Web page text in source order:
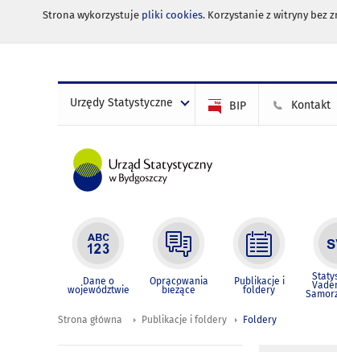
Strona wykorzystuje pliki cookies. Korzystanie z witryny bez
Urzędy Statystyczne BIP Kontakt
Dane o
województwie
Opracowania
bieżące
Publikacje i
foldery
Strona główna Publikacje i foldery Foldery